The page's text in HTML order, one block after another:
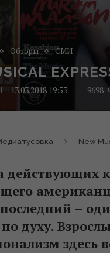
Обзоры СМИ
13.03.2018 19:53 9698
New
действующих
последний –
духу.
здесь